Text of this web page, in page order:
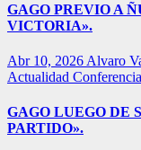
GAGO PREVIO A
VICTORIA».
Abr 10, 2026 Alvaro
Actualidad
GAGO LUEGO DE
PARTIDO».